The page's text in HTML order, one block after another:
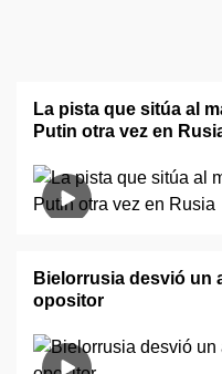
La pista que sitúa al
Putin otra vez en
Bielorrusia desvió un
opositor